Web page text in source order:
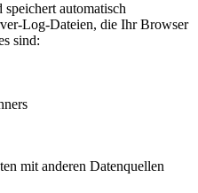
automatisch
Log-Dateien, die Ihr Browser
sind:
mit anderen Datenquellen